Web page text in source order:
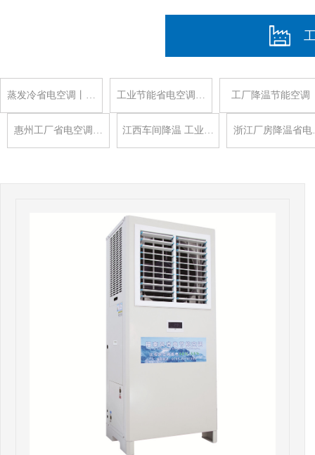
蒸发冷省电空调丨… 工业节能省电空调… 工厂降温节能空调
惠州工厂省电空调… 江西车间降温 工业… 浙江厂房降温省